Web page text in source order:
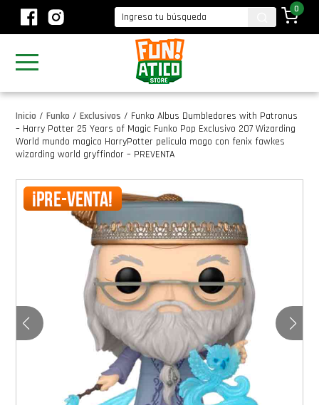
0
Inicio / Funko / Exclusivos / Funko Albus Dumbledores with Patronus
– Harry Potter 25 Years of Magic Funko Pop Exclusivo 207 Wizarding
World mundo magico HarryPotter pelicula mago con fenix fawkes
wizarding world gryffindor – PREVENTA